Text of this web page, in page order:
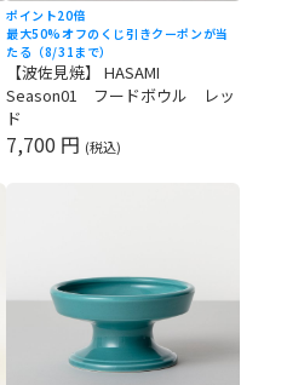
ポイント20倍
最大50%オフのくじ引きクーポンが当
たる（8/31まで）
【波佐見焼】 HASAMI
Season01 フードボウル レッ
ド
7,700 円 (税込)